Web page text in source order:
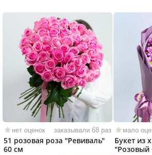
нет оценок заказывали 68 раз
51 розовая роза "Ревиваль"
60 см
мало
Букет из
"Розовый